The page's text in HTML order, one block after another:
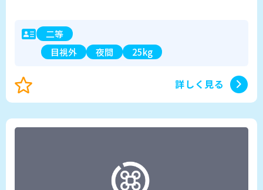
二等
目視外
夜間 25kg
詳しく見る